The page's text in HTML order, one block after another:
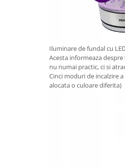
Iluminare de fundal cu
Acesta informeaza
nu numai practic, ci si
Cinci moduri de incalzire a
alocata o culoare diferita)